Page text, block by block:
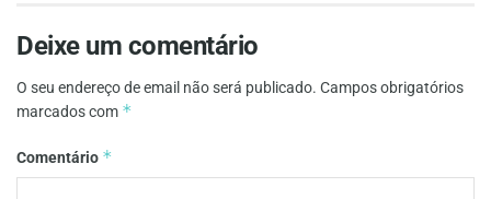
Deixe um comentário
O seu endereço de email não será publicado. Campos obrigatórios
marcados com *
Comentário *